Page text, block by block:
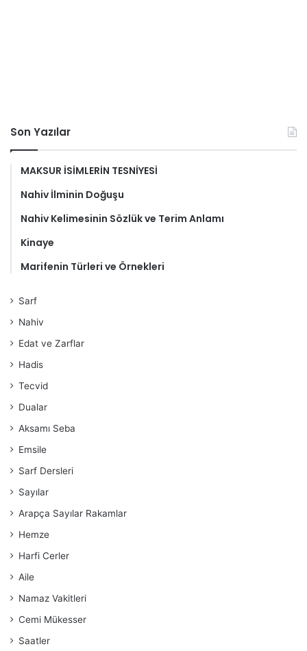
Son Yazılar
MAKSUR İSİMLERİN TESNİYESİ
Nahiv İlminin Doğuşu
Nahiv Kelimesinin Sözlük ve Terim Anlamı
Kinaye
Marifenin Türleri ve Örnekleri
Sarf
Nahiv
Edat ve Zarflar
Hadis
Tecvid
Dualar
Aksamı Seba
Emsile
Sarf Dersleri
Sayılar
Arapça Sayılar Rakamlar
Hemze
Harfi Cerler
Aile
Namaz Vakitleri
Cemi Mükesser
Saatler